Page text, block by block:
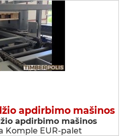
apdirbimo mašinos
apdirbimo mašinos
Komple EUR-palet